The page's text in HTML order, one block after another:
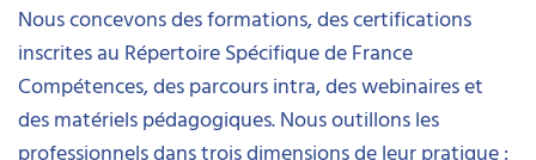
Nous concevons des formations, des certifications
inscrites au Répertoire Spécifique de France
Compétences, des parcours intra, des webinaires et
des matériels pédagogiques. Nous outillons les
professionnels dans trois dimensions de leur pratique :